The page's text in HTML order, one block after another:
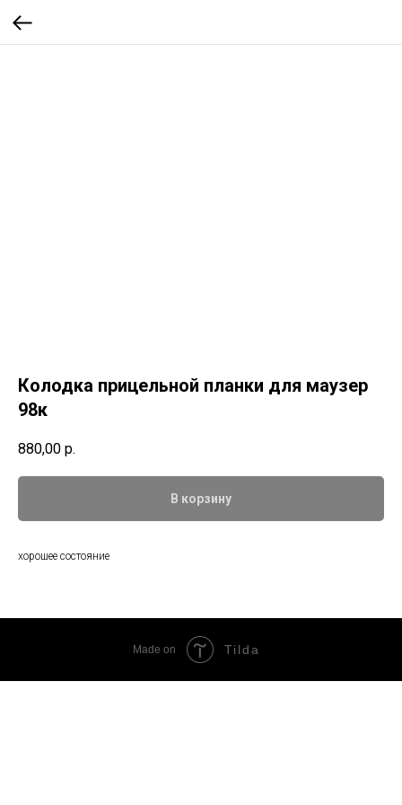
Колодка прицельной планки для маузер
98к
880,00 р.
В корзину
хорошее состояние
Made on Tilda